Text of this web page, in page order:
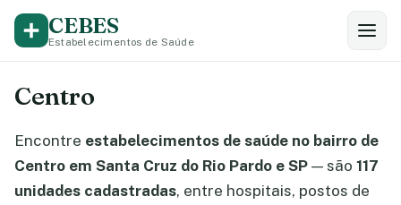
CEBES
Estabelecimentos de Saúde
Centro
Encontre estabelecimentos de saúde no bairro de
Centro em Santa Cruz do Rio Pardo e SP — são 117
unidades cadastradas, entre hospitais, postos de